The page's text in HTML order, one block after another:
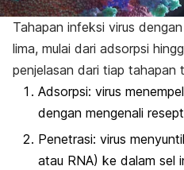
Tahapan infeksi virus
lima, mulai dari adsorpsi
penjelasan dari tiap tahapan
Adsorpsi: virus
dengan mengenali
Penetrasi: virus
atau RNA) ke dalam sel